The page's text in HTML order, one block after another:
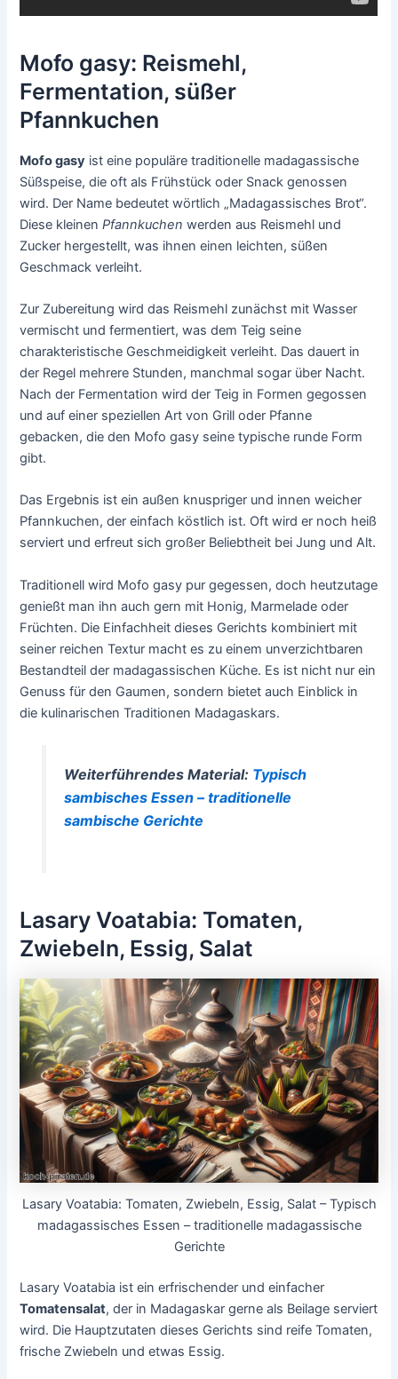
Mofo gasy: Reismehl,
Fermentation, süßer
Pfannkuchen
Mofo gasy ist eine populäre traditionelle madagassische
Süßspeise, die oft als Frühstück oder Snack genossen
wird. Der Name bedeutet wörtlich „Madagassisches Brot“.
Diese kleinenPfannkuchen werden aus Reismehl und
Zucker hergestellt, was ihnen einen leichten, süßen
Geschmack verleiht.
Zur Zubereitung wird das Reismehl zunächst mit Wasser
vermischt und fermentiert, was dem Teig seine
charakteristische Geschmeidigkeit verleiht. Das dauert in
der Regel mehrere Stunden, manchmal sogar über Nacht.
Nach der Fermentation wird der Teig in Formen gegossen
und auf einer speziellen Art von Grill oder Pfanne
gebacken, die den Mofo gasy seine typische runde Form
gibt.
Das Ergebnis ist ein außen knuspriger und innen weicher
Pfannkuchen, der einfach köstlich ist. Oft wird er noch heiß
serviert und erfreut sich großer Beliebtheit bei Jung und Alt.
Traditionell wird Mofo gasy pur gegessen, doch heutzutage
genießt man ihn auch gern mit Honig, Marmelade oder
Früchten. Die Einfachheit dieses Gerichts kombiniert mit
seiner reichen Textur macht es zu einem unverzichtbaren
Bestandteil der madagassischen Küche. Es ist nicht nur ein
Genuss für den Gaumen, sondern bietet auch Einblick in
die kulinarischen Traditionen Madagaskars.
Weiterführendes Material: Typisch
sambisches Essen – traditionelle
sambische Gerichte
Lasary Voatabia: Tomaten,
Zwiebeln, Essig, Salat
Lasary Voatabia: Tomaten, Zwiebeln, Essig, Salat – Typisch
madagassisches Essen – traditionelle madagassische
Gerichte
Lasary Voatabia ist ein erfrischender und einfacher
Tomatensalat, der in Madagaskar gerne als Beilage serviert
wird. Die Hauptzutaten dieses Gerichts sind reife Tomaten,
frische Zwiebeln und etwas Essig.